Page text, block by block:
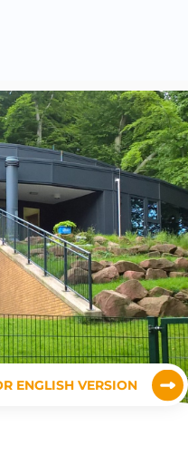
ENGLISH VERSION